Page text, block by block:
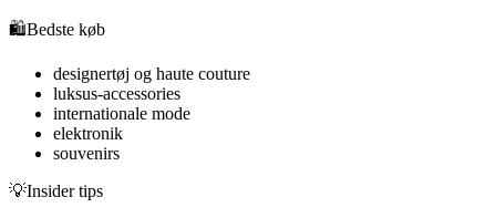
🛍️Bedste køb
designertøj og haute couture
luksus-accessories
internationale mode
elektronik
souvenirs
💡Insider tips